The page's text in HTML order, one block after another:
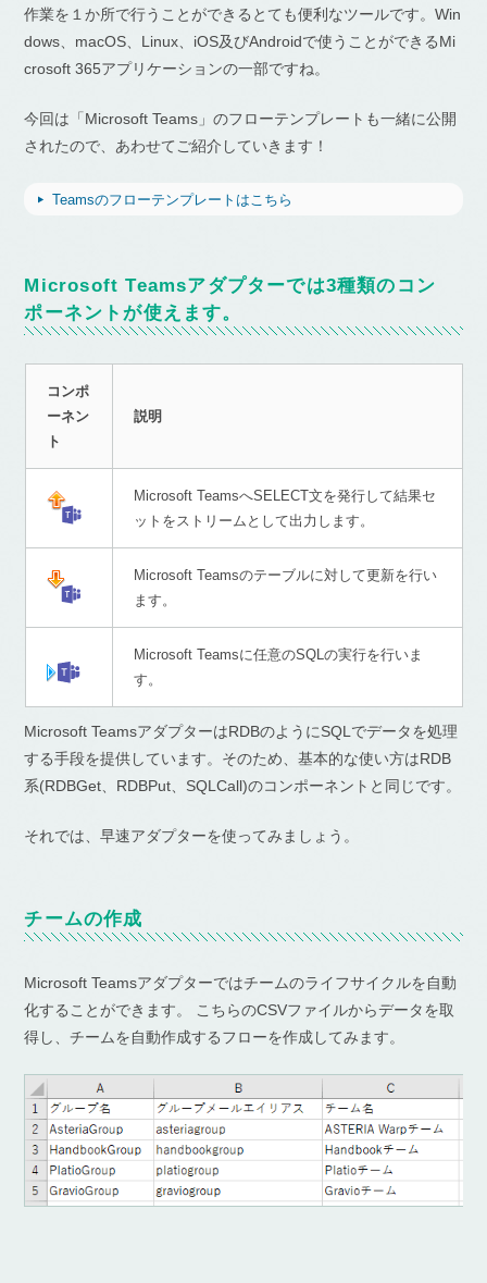
作業を１か所で行うことができるとても便利なツールです。Win
dows、macOS、Linux、iOS及びAndroidで使うことができるMi
crosoft 365アプリケーションの一部ですね。
今回は「Microsoft Teams」のフローテンプレートも一緒に公開
されたので、あわせてご紹介していきます！
Teamsのフローテンプレートはこちら
Microsoft Teamsアダプターでは3種類のコン
ポーネントが使えます。
コンポ
ーネン
ト
説明
Microsoft TeamsへSELECT文を発行して結果セ
ットをストリームとして出力します。
Microsoft Teamsのテーブルに対して更新を行い
ます。
Microsoft Teamsに任意のSQLの実行を行いま
す。
Microsoft TeamsアダプターはRDBのようにSQLでデータを処理
する手段を提供しています。そのため、基本的な使い方はRDB
系(RDBGet、RDBPut、SQLCall)のコンポーネントと同じです。
それでは、早速アダプターを使ってみましょう。
チームの作成
Microsoft Teamsアダプターではチームのライフサイクルを自動
化することができます。 こちらのCSVファイルからデータを取
得し、チームを自動作成するフローを作成してみます。